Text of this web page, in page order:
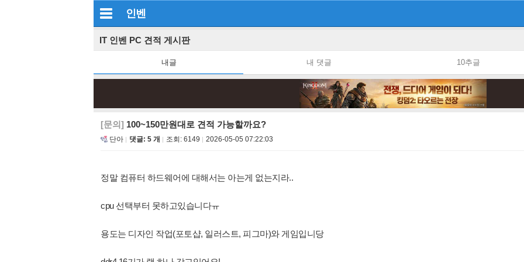
인벤
IT 인벤 PC 견적 게시판
내글 내 댓글 10추글
[문의] 100~150만원대로 견적 가능할까요?
단아 댓글: 5 개 조회: 6149 2026-05-05 07:22:03
정말 컴퓨터 하드웨어에 대해서는 아는게 없는지라..
cpu 선택부터 못하고있습니다ㅠ
용도는 디자인 작업(포토샵, 일러스트, 피그마)와 게임입니당